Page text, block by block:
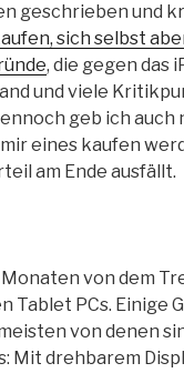
geschrieben und
sich selbst
, die gegen das
und viele
geb ich auch
eines kaufen
am Ende ausfällt.
von dem
Tablet PCs. Einige
von denen
Mit drehbarem